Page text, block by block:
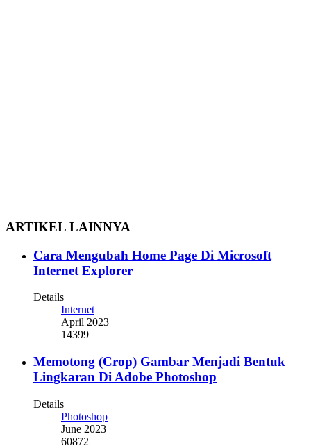
ARTIKEL LAINNYA
Cara Mengubah Home Page Di Microsoft
Internet Explorer
Details
Internet
April 2023
14399
Memotong (Crop) Gambar Menjadi Bentuk
Lingkaran Di Adobe Photoshop
Details
Photoshop
June 2023
60872